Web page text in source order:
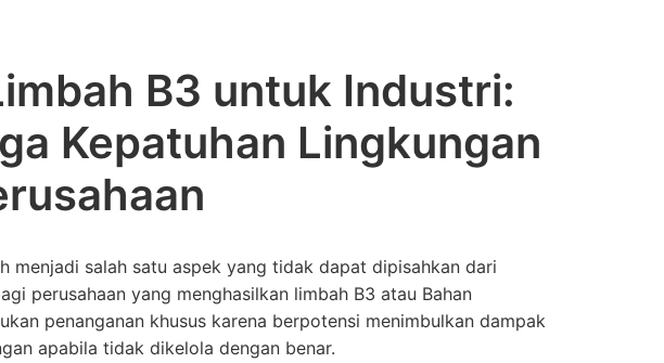
B3 untuk Industri:
Kepatuhan Lingkungan
menjadi salah satu aspek yang tidak dapat dipisahkan dari
perusahaan yang menghasilkan limbah B3 atau Bahan
penanganan khusus karena berpotensi menimbulkan dampak
apabila tidak dikelola dengan benar.